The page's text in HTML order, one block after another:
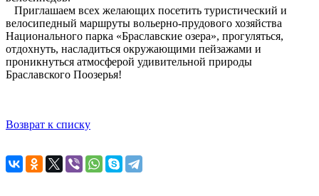
Приглашаем всех желающих посетить туристический и
велосипедный маршруты вольерно-прудового хозяйства
Национального парка «Браславские озера», прогуляться,
отдохнуть, насладиться окружающими пейзажами и
проникнуться атмосферой удивительной природы
Браславского Поозерья!
Возврат к списку